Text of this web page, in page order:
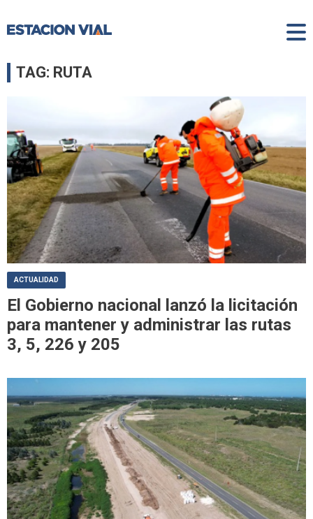
TAG: RUTA
ACTUALIDAD
El Gobierno nacional lanzó la licitación
para mantener y administrar las rutas
3, 5, 226 y 205